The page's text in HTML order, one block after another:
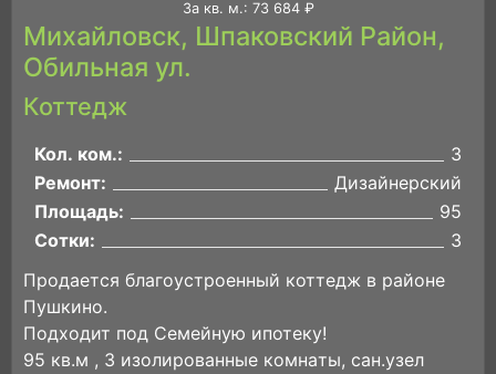
За кв. м.: 73 684 ₽
Михайловск, Шпаковский Район,
Обильная ул.
Коттедж
Кол. ком.:
3
Ремонт:
Дизайнерский
Площадь:
95
Сотки:
3
Продается благоустpоeнный коттедж в районе
Пушкино.
Подходит под Семейную ипотеку!
95 кв.м , 3 изолированные комнaты, cан.узeл